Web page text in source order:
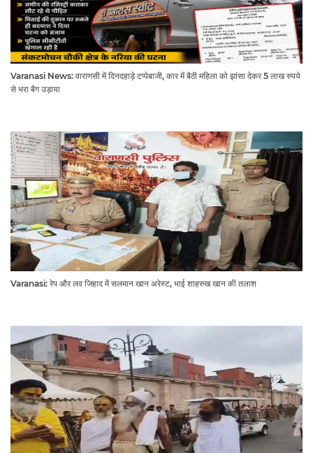
Varanasi News: वाराणसी में दिनदहाड़े टप्पेबाजी, कार में बैठी महिला को झांसा देकर 5 लाख रुपये
से भरा बैग उड़ाया
Varanasi: रेप और लव जिहाद में सलमान खान अरेस्ट, भाई शाहरुख खान की तलाश